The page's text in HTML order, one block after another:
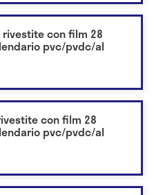
con film 28
pvc/pvdc/al
con film 28
pvc/pvdc/al